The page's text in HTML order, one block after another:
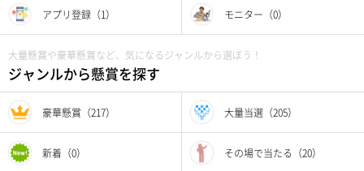
アプリ登録（1） モニター（0）
大量懸賞や豪華懸賞など、気になるジャンルから選ぼう！
ジャンルから懸賞を探す
豪華懸賞（217） 大量当選（205）
新着（0） その場で当たる（20）